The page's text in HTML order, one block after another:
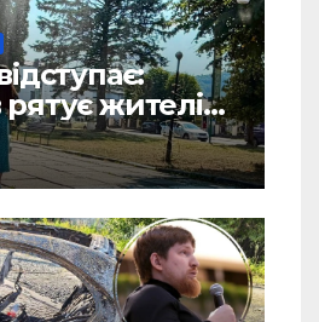
жителів
спеки